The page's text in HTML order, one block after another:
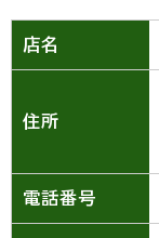
店名
住所
電話番号